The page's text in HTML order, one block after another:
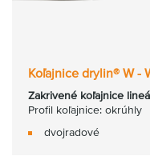
Koľajnice drylin® W -
Zakrivené koľajnice
Profil koľajnice: okrúhly
dvojradové